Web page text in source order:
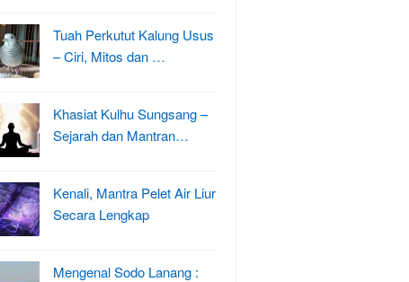
Tuah Perkutut Kalung Usus
– Ciri, Mitos dan …
Khasiat Kulhu Sungsang –
Sejarah dan Mantran…
Kenali, Mantra Pelet Air Liur
Secara Lengkap
Mengenal Sodo Lanang :